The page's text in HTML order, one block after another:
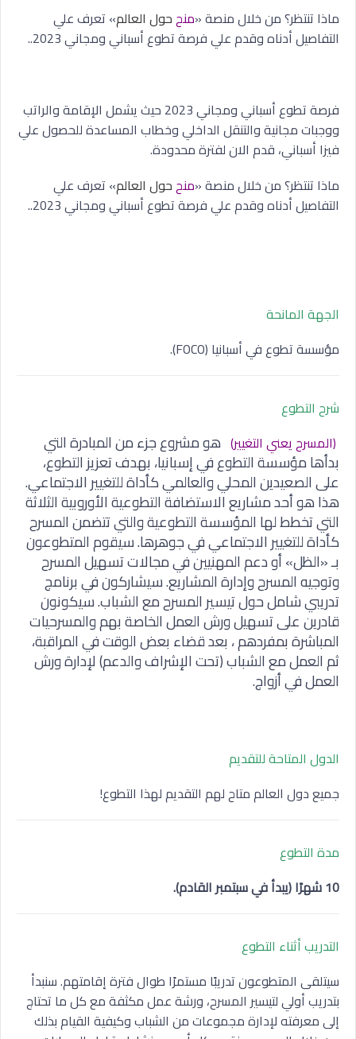
ماذا تنتظر؟ من خلال منصة «منححول العالم» تعرف علي
التفاصيل أدناه وقدم علي فرصة تطوع أسباني ومجاني 2023..
فرصة تطوع أسباني ومجاني 2023 حيث يشمل الإقامة والراتب
ووجبات مجانية والتنقل الداخلي وخطاب المساعدة للحصول علي
فيزا أسباني، قدم الان لفترة محدودة.
ماذا تنتظر؟ من خلال منصة «منححول العالم» تعرف علي
التفاصيل أدناه وقدم علي فرصة تطوع أسباني ومجاني 2023..
الجهة المانحة
مؤسسة تطوع في أسبانيا (FOCO).
شرح التطوع
(المسرح يعني التغيير) هو مشروع جزء من المبادرة التي
بدأها مؤسسة التطوع في إسبانيا، بهدف تعزيز التطوع،
على الصعيدين المحلي والعالمي كأداة للتغيير الاجتماعي.
هذا هو أحد مشاريع الاستضافة التطوعية الأوروبية الثلاثة
التي تخطط لها المؤسسة التطوعية والتي تتضمن المسرح
كأداة للتغيير الاجتماعي في جوهرها. سيقوم المتطوعون
بـ «الظل» أو دعم المهنيين في مجالات تسهيل المسرح
وتوجيه المسرح وإدارة المشاريع. سيشاركون في برنامج
تدريبي شامل حول تيسير المسرح مع الشباب. سيكونون
قادرين على تسهيل ورش العمل الخاصة بهم والمسرحيات
المباشرة بمفردهم ، بعد قضاء بعض الوقت في المراقبة،
ثم العمل مع الشباب (تحت الإشراف والدعم) لإدارة ورش
العمل في أزواج.
الدول المتاحة للتقديم
جميع دول العالم متاح لهم التقديم لهذا التطوع!
مدة التطوع
10 شهرًا (يبدأ في سبتمبر القادم).
التدريب أثناء التطوع
سيتلقى المتطوعون تدريبًا مستمرًا طوال فترة إقامتهم. سنبدأ
بتدريب أولي لتيسير المسرح، ورشة عمل مكثفة مع كل ما تحتاج
إلى معرفته لإدارة مجموعات من الشباب وكيفية القيام بذلك